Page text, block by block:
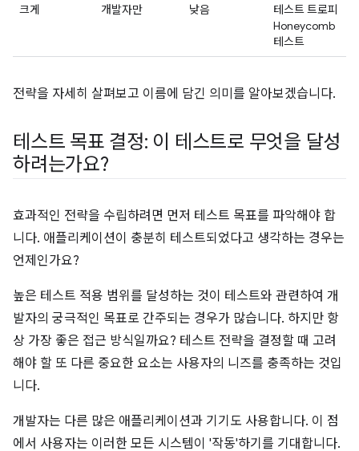
크게
개발자만 낮음
테스트 트로피
Honeycomb
테스트
전략을 자세히 살펴보고 이름에 담긴 의미를 알아보겠습니다.
테스트 목표 결정: 이 테스트로 무엇을 달성
하려는가요?
효과적인 전략을 수립하려면 먼저 테스트 목표를 파악해야 합
니다. 애플리케이션이 충분히 테스트되었다고 생각하는 경우는
언제인가요?
높은 테스트 적용 범위를 달성하는 것이 테스트와 관련하여 개
발자의 궁극적인 목표로 간주되는 경우가 많습니다. 하지만 항
상 가장 좋은 접근 방식일까요? 테스트 전략을 결정할 때 고려
해야 할 또 다른 중요한 요소는 사용자의 니즈를 충족하는 것입
니다.
개발자는 다른 많은 애플리케이션과 기기도 사용합니다. 이 점
에서 사용자는 이러한 모든 시스템이 '작동'하기를 기대합니다.